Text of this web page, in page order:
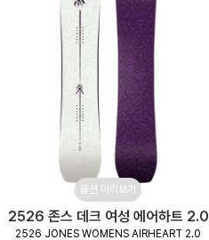
옵션 미리보기
2526 존스 데크 여성 에어하트 2.0
2526 JONES WOMENS AIRHEART 2.0